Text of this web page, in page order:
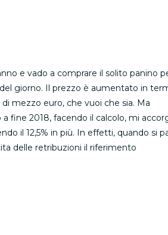
e vado a comprare il solito panino
giorno. Il prezzo è aumentato in
di mezzo euro, che vuoi che sia. Ma
fine 2018, facendo il calcolo, mi
il 12,5% in più. In effetti, quando si
delle retribuzioni il riferimento